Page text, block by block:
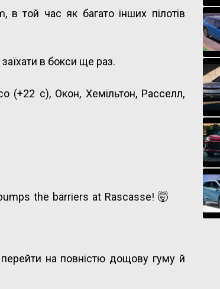
той час як багато інших пілотів
в бокси ще раз.
(+22 с), Окон, Хемільтон, Расселл,
the barriers at Rascasse! 🤯
на повністю дощову гуму й